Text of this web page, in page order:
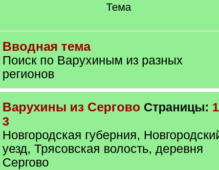
Тема
Вводная тема
Поиск по Варухиным из разных
регионов
Варухины из Сергово Страницы: 1
3
Новгородская губерния,
уезд, Трясовская волость, деревня
Сергово